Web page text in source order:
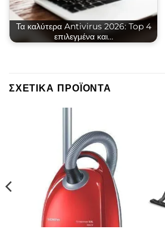
Τα καλύτερα Antivirus 2026: Top 4
επιλεγμένα και…
ΣΧΕΤΙΚΆ ΠΡΟΪΌΝΤΑ